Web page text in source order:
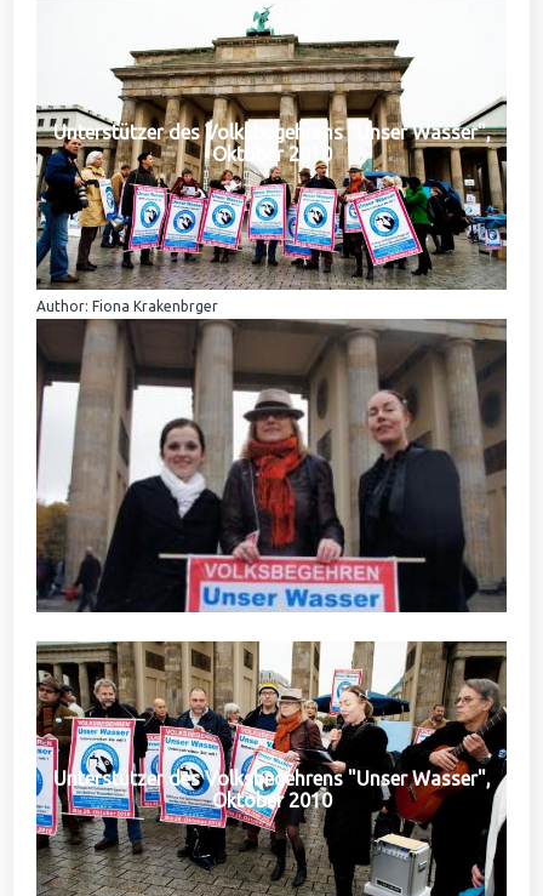
Unterstützer des Volksbegehrens "Unser Wasser",
Oktober 2010
Author: Fiona Krakenbrger
Unterstützer des Volksbegehrens "Unser Wasser",
Oktober 2010